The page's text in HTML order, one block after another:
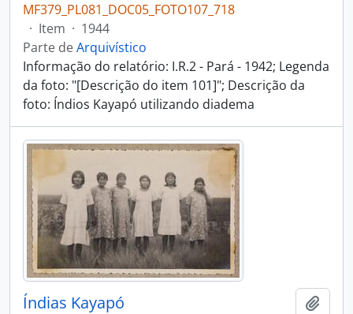
MF379_PL081_DOC05_FOTO107_718
· Item · 1944
Parte deArquivístico
Informação do relatório: I.R.2 - Pará - 1942; Legenda
da foto: "[Descrição do item 101]"; Descrição da
foto: Índios Kayapó utilizando diadema
Índias Kayapó